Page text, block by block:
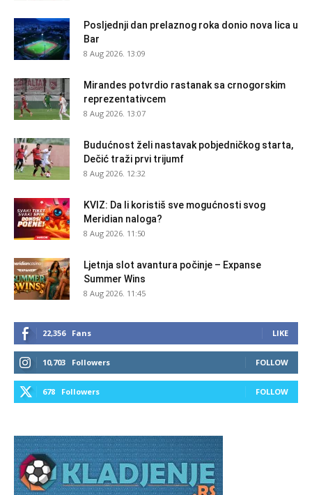
Posljednji dan prelaznog roka donio nova lica u
Bar
8 Aug 2026. 13:09
Mirandes potvrdio rastanak sa crnogorskim
reprezentativcem
8 Aug 2026. 13:07
Budućnost želi nastavak pobjedničkog starta,
Dečić traži prvi trijumf
8 Aug 2026. 12:32
KVIZ: Da li koristiš sve mogućnosti svog
Meridian naloga?
8 Aug 2026. 11:50
Ljetnja slot avantura počinje – Expanse
Summer Wins
8 Aug 2026. 11:45
22,356 Fans LIKE
10,703 Followers FOLLOW
678 Followers FOLLOW